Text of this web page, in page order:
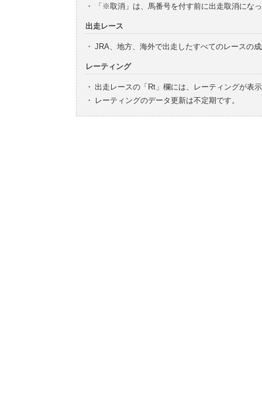
・ 「※取消」は、馬番号を付す前に出走取消にな
出走レース
・ JRA、地方、海外で出走したすべてのレースの
レーティング
・ 出走レースの「Rt」欄には、レーティングが表
・
レーティングのデータ更新は不定期です。